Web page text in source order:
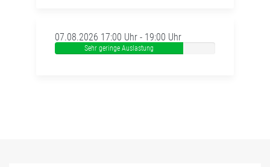
07.08.2026 17:00 Uhr - 19:00 Uhr
Sehr geringe Auslastung